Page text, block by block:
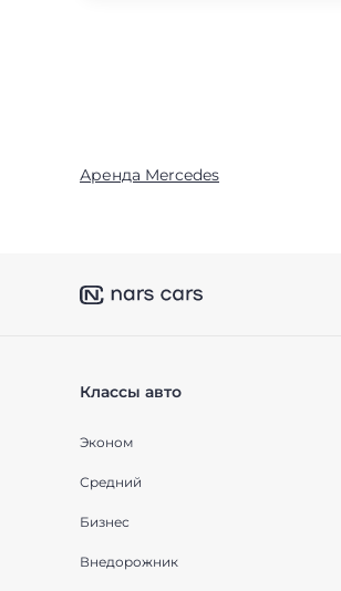
Аренда Mercedes
Классы авто
Эконом
Средний
Бизнес
Внедорожник